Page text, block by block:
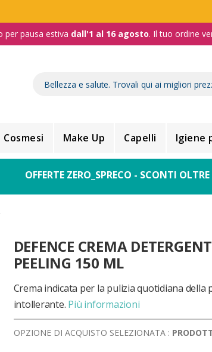
per pausa estiva dall'1 al 16 agosto. Il tuo ordine
Cosmesi Make Up Capelli Igiene
OFFERTE ZERO_SPRECO - SCONTI
DEFENCE CREMA
PEELING 150 ML
Crema indicata per la pulizia quotidiana della
intollerante. Più informazioni
OPZIONE DI ACQUISTO SELEZIONATA :